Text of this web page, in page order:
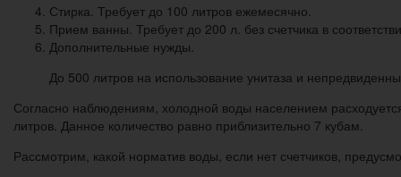
Стирка. Требует до 100 литров ежемесячно.
Прием ванны. Требует до 200 л. без счетчика в
Дополнительные нужды.
До 500 литров на использование унитаза и
Согласно наблюдениям, холодной воды населением
литров. Данное количество равно приблизительно 7 кубам.
Рассмотрим, какой норматив воды, если нет счетчиков,